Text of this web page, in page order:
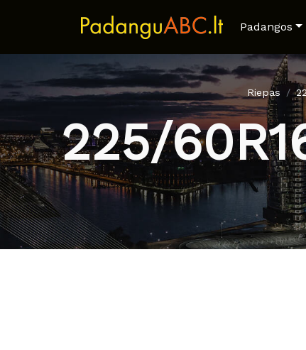
Padangos
Riepas
225/